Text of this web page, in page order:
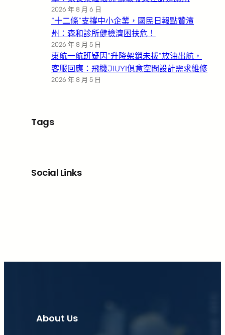
2026 年 8 月 6 日
“十二條”支撐中小企業，國民日報點贊濱
州：森和診所健檢濟困扶危！
2026 年 8 月 5 日
東航一航班疑因“升降架銷未拔”放油出航，
客服回應：飛機JIUYI俱意空間設計需求維修
2026 年 8 月 5 日
Tags
Social Links
About Us